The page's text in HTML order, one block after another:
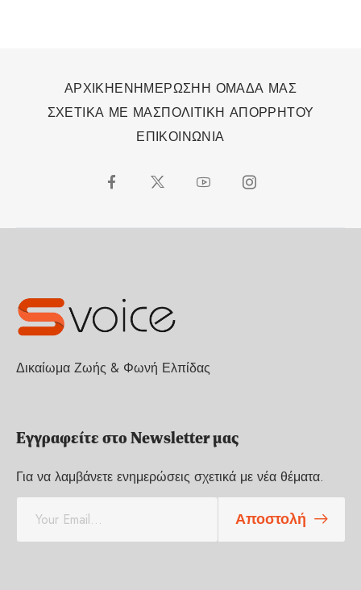
ΑΡΧΙΚΗΕΝΗΜΕΡΩΣΗΗ ΟΜΑΔΑ ΜΑΣ
ΣΧΕΤΙΚΑ ΜΕ ΜΑΣΠΟΛΙΤΙΚΗ ΑΠΟΡΡΗΤΟΥ
ΕΠΙΚΟΙΝΩΝΙΑ
Δικαίωμα Ζωής & Φωνή Ελπίδας
Εγγραφείτε στο Newsletter μας
Για να λαμβάνετε ενημερώσεις σχετικά με νέα θέματα.
a
Αποστολή